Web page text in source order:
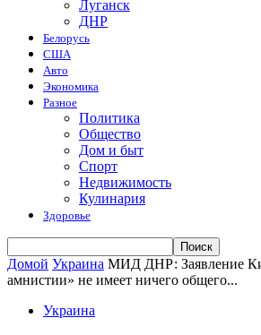
Луганск
ДНР
Белорусь
США
Авто
Экономика
Разное
Политика
Общество
Дом и быт
Спорт
Недвижимость
Кулинария
Здоровье
Домой Украина МИД ДНР: Заявление
амнистии» не имеет ничего общего...
Украина